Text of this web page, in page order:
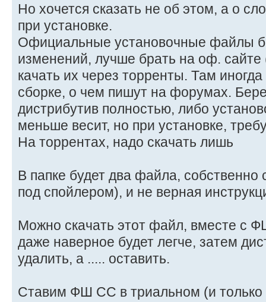
Но хочется сказать не об этом, а о
при установке.
Официальные установочные файлы
изменений, лучше брать на оф. сайте
качать их через торренты. Там
сборке, о чем пишут на форумах.
дистрибутив полностью, либо
меньше весит, но при установке,
На торрентах, надо скачать лишь
В папке будет два файла,
под спойлером), и не верная
Можно скачать этот файл, вместе с
даже наверное будет легче, затем
удалить, а ..... оставить.
Ставим ФШ СС в триальном (и